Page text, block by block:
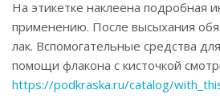
На этикетке наклеена подробная
применению. После высыхания
лак. Вспомогательные средства
помощи флакона с кисточкой
https://podkraska.ru/catalog/